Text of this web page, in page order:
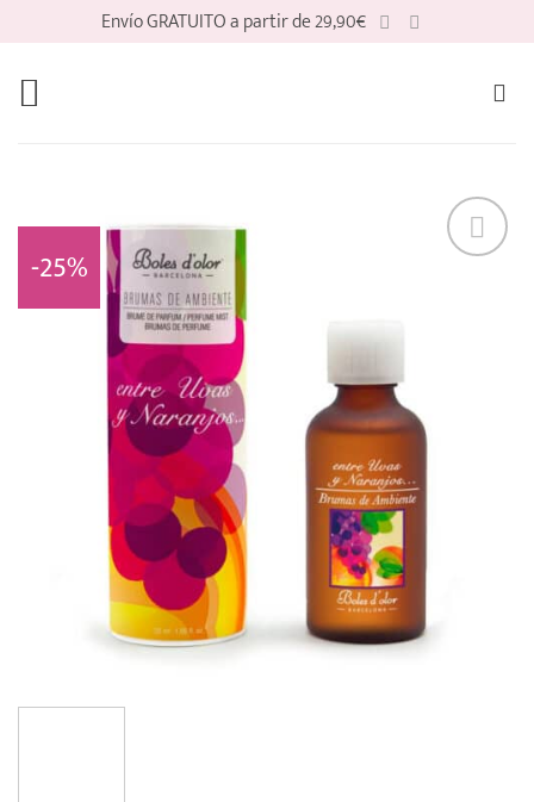
contenido
Envío GRATUITO a partir de 29,90€
-25%